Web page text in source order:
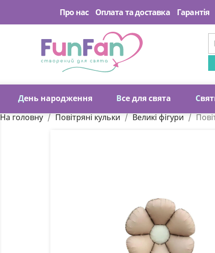
Про нас Оплата та доставка Гарантія
День народження Все для свята С
На головну Повітряні кульки Великі фігури